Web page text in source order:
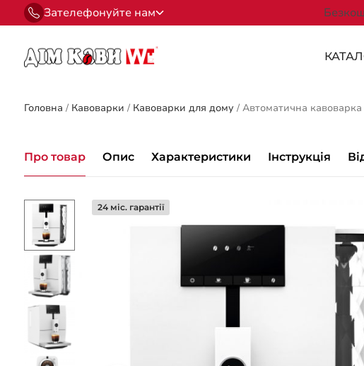
Зателефонуйте нам
Головна / Кавоварки / Кавоварки для дому / Автоматична
Про товар Опис Характеристики Інструкція
24 міс. гарантії